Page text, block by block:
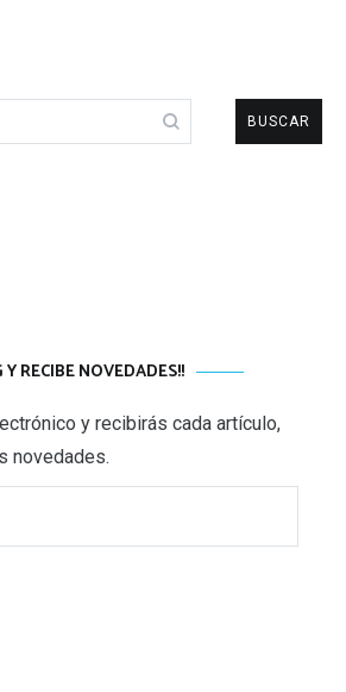
RECIBE NOVEDADES!!
y recibirás cada artículo,
novedades.